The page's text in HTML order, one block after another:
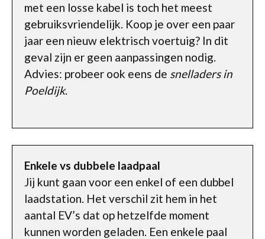
met een losse kabel is toch het meest
gebruiksvriendelijk. Koop je over een paar
jaar een nieuw elektrisch voertuig? In dit
geval zijn er geen aanpassingen nodig.
Advies: probeer ook eens de snelladers in
Poeldijk.
Enkele vs dubbele laadpaal
Jij kunt gaan voor een enkel of een dubbel
laadstation. Het verschil zit hem in het
aantal EV’s dat op hetzelfde moment
kunnen worden geladen. Een enkele paal